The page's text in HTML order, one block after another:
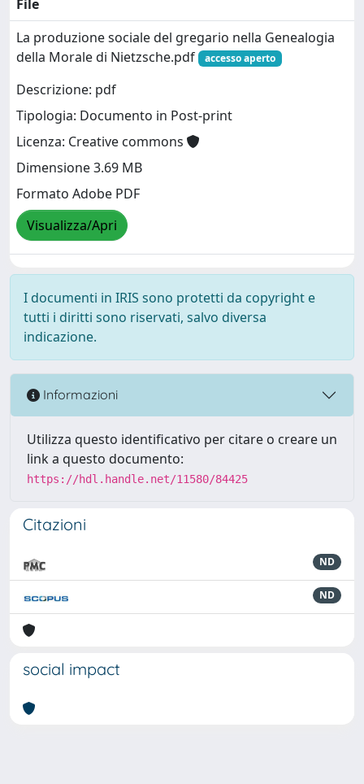
File
La produzione sociale del gregario nella Genealogia
della Morale di Nietzsche.pdf
accesso aperto
Descrizione: pdf
Tipologia: Documento in Post-print
Licenza: Creative commons
Dimensione 3.69 MB
Formato Adobe PDF
Visualizza/Apri
I documenti in IRIS sono protetti da copyright e
tutti i diritti sono riservati, salvo diversa
indicazione.
Informazioni
Utilizza questo identificativo per citare o creare un
link a questo documento:
https://hdl.handle.net/11580/84425
Citazioni
ND
ND
social impact